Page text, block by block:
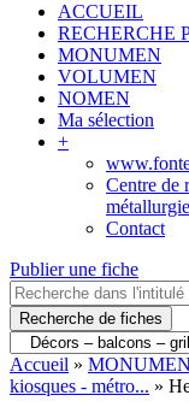
ACCUEIL
RECHERCHE
MONUMEN
VOLUMEN
NOMEN
Ma sélection
+
Centre de
métallurgie
Contact
Publier une fiche
Recherche de fiches
Accueil » MONUMEN
kiosques - métro... »